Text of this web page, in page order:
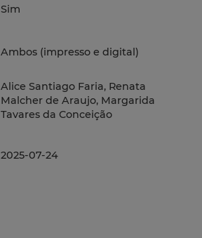
Sim
Ambos (impresso e digital)
Alice Santiago Faria, Renata
Malcher de Araujo, Margarida
Tavares da Conceição
2025-07-24